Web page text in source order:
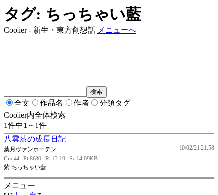
タグ: ちっちゃい藍
Coolier - 新生・東方創想話 メニューへ
全文 作品名 作者
分類タグ
Coolier内全体検索
1件中1～1件
八雲藍の成長日記
10/02/21 21:58
葉月ヴァンホーテン
Cm:44 Pt:8630 Rt:12.19 Sz:14.09KB
紫 ちっちゃい藍
メニュー